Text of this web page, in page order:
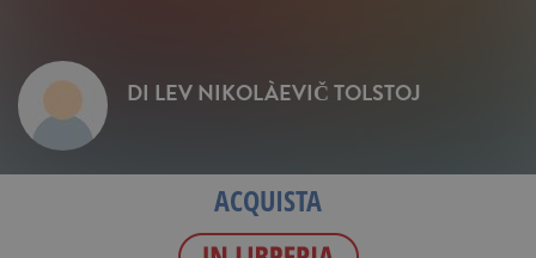
DI LEV NIKOLÀEVIČ TOLSTOJ
ACQUISTA